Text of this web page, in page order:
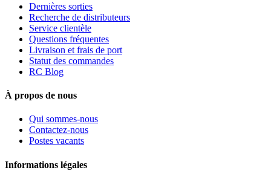
Dernières sorties
Recherche de distributeurs
Service clientèle
Questions fréquentes
Livraison et frais de port
Statut des commandes
RC Blog
À propos de nous
Qui sommes-nous
Contactez-nous
Postes vacants
Informations légales